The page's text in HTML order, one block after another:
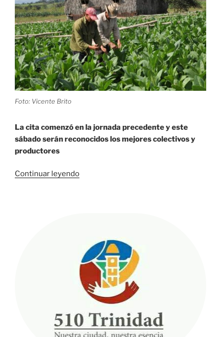
Tarea
Ordenamiento»
Foto: Vicente Brito
La cita comenzó en la jornada precedente y este
sábado serán reconocidos los mejores colectivos y
productores
Continuar leyendo«En
Programa
de
Dignificación
del
Sector
Tabacalero»